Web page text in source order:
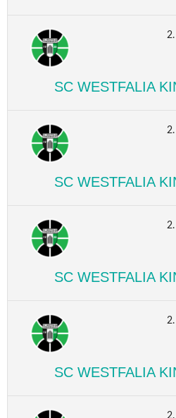
SC WESTFALIA
SC WESTFALIA
SC WESTFALIA
SC WESTFALIA